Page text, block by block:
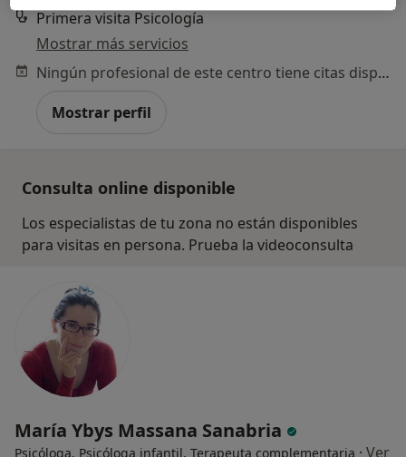
Primera visita Psicología
Mostrar más servicios
Ningún profesional de este centro tiene citas disponibles
Mostrar perfil
Consulta online disponible
Los especialistas de tu zona no están disponibles
para visitas en persona. Prueba la videoconsulta
María Ybys Massana Sanabria
Psicóloga, Psicóloga infantil, Terapeuta complementaria · Ver